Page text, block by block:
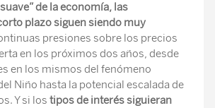
de la economía, las
plazo siguen siendo muy
presiones sobre los precios
en los próximos dos años, desde
en los mismos del fenómeno
Niño hasta la potencial escalada de
Y si los tipos de interés siguieran